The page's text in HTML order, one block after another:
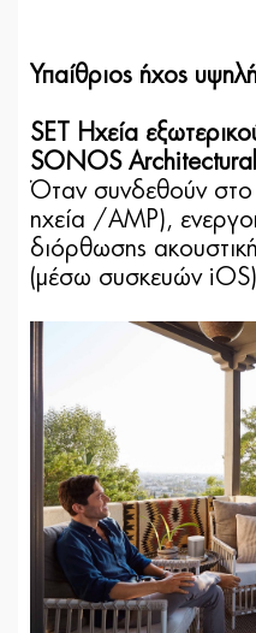
Υπαίθριος ήχος
SET Ηχεία
SONOS
Όταν συνδεθούν
ηχεία /AMP),
διόρθωσης
(μέσω συσκευών iOS)